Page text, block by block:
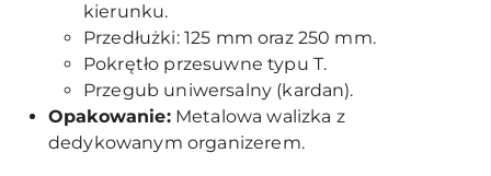
kierunku.
Przedłużki: 125 mm oraz 250 mm.
Pokrętło przesuwne typu T.
Przegub uniwersalny (kardan).
Opakowanie:Metalowa walizka z
dedykowanym organizerem.